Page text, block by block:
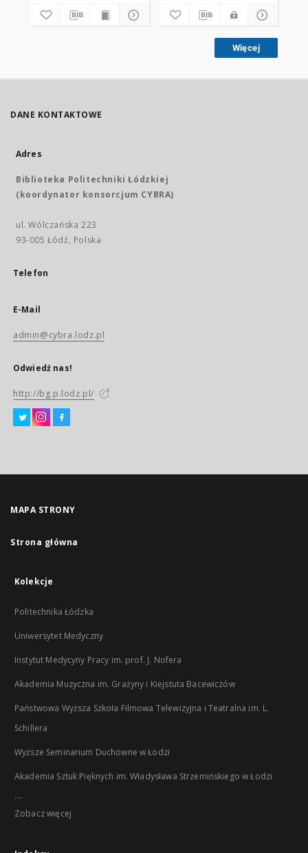
Więcej
DANE KONTAKTOWE
Adres
Biblioteka Politechniki Łódzkiej
(koordynator konsorcjum CYBRA)
ul. Wólczańska 223
93-005 Łódź, Polska
Telefon
E-Mail
admin@cybra.lodz.pl
Odwiedź nas!
http://bg.p.lodz.pl/
MAPA STRONY
Strona główna
Kolekcje
Politechnika Łódzka
Uniwersytet Medyczny
Instytut Medycyny Pracy im. prof. J. Nofera
Akademia Muzyczna im. Grażyny i Kiejstuta Bacewiczów
Państwowa Wyższa Szkoła Filmowa Telewizyjna i Teatralna im. L.
Schillera
Wyższe Seminarium Duchowne w Łodzi
Akademia Sztuk Pięknych im. Władysława Strzemińskiego w Łodzi
...
Zobacz więcej